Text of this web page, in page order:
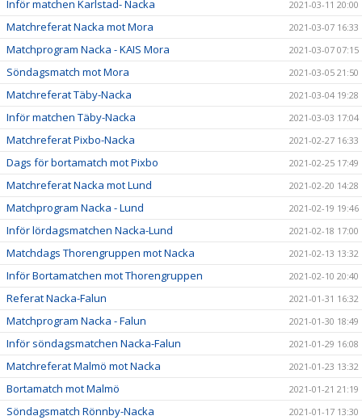
Inför matchen Karlstad- Nacka 2021-03-11 20:00
Matchreferat Nacka mot Mora 2021-03-07 16:33
Matchprogram Nacka - KAIS Mora 2021-03-07 07:15
Söndagsmatch mot Mora 2021-03-05 21:50
Matchreferat Täby-Nacka 2021-03-04 19:28
Inför matchen Täby-Nacka 2021-03-03 17:04
Matchreferat Pixbo-Nacka 2021-02-27 16:33
Dags för bortamatch mot Pixbo 2021-02-25 17:49
Matchreferat Nacka mot Lund 2021-02-20 14:28
Matchprogram Nacka - Lund 2021-02-19 19:46
Inför lördagsmatchen Nacka-Lund 2021-02-18 17:00
Matchdags Thorengruppen mot Nacka 2021-02-13 13:32
Inför Bortamatchen mot Thorengruppen 2021-02-10 20:40
Referat Nacka-Falun 2021-01-31 16:32
Matchprogram Nacka - Falun 2021-01-30 18:49
Inför söndagsmatchen Nacka-Falun 2021-01-29 16:08
Matchreferat Malmö mot Nacka 2021-01-23 13:32
Bortamatch mot Malmö 2021-01-21 21:19
Söndagsmatch Rönnby-Nacka 2021-01-17 13:30